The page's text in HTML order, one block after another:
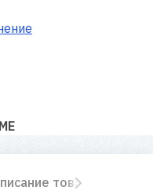
товара